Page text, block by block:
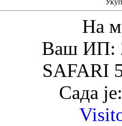
На
Ваш ИП:
SAFARI
Сада